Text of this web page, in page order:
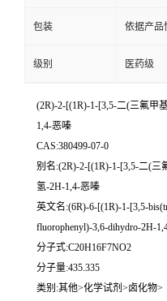
包装 依据产品
级别 医药级
(2R)-2-[(1R)-1-[3,5-二(三氟甲
1,4-恶嗪
CAS:380499-07-0
别名:(2R)-2-[(1R)-1-[3,5-二(
氢-2H-1,4-恶嗪
英文名:(6R)-6-[(1R)-1-[3,5-
fluorophenyl)-3,6-dihydro-2H-
分子式:C20H16F7NO2
分子量:435.335
类别:其他>化学试剂>卤化物>